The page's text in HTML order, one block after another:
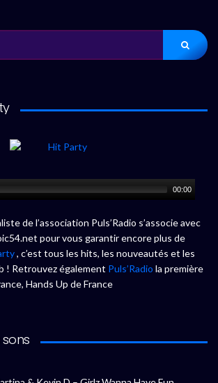
00:00
de l’association Puls’Radio s’associe avec
pour vous garantir encore plus de
, c’est tous les hits, les nouveautés et les
! Retrouvez également Puls’Radio la première
Hands Up de France
sons